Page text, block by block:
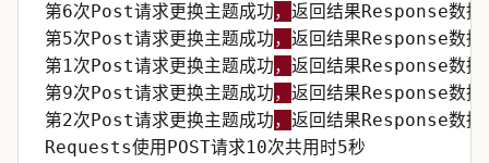
第6次Post请求更换主题成功， 返回结果Response数据
第5次Post请求更换主题成功， 返回结果Response数据
第1次Post请求更换主题成功， 返回结果Response数据
第9次Post请求更换主题成功， 返回结果Response数据
第2次Post请求更换主题成功， 返回结果Response数据
Requests使用POST请求10次共用时5秒